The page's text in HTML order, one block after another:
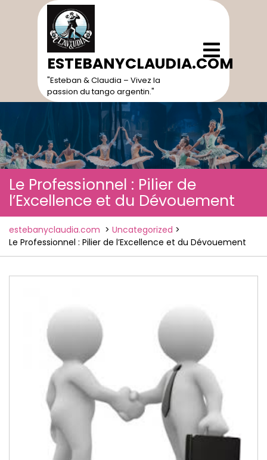
ESTEBANYCLAUDIA.COM
"Esteban & Claudia – Vivez la
passion du tango argentin."
Open
Menu
Le Professionnel : Pilier de
l’Excellence et du Dévouement
estebanyclaudia.com > Uncategorized >
Le Professionnel : Pilier de l’Excellence et du Dévouement